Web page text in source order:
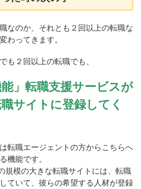
なのか、それとも２回以上の転職な
わってきます。
も２回以上の転職でも、
能」転職支援サービスが
サイトに登録してく
転職エージェントの方からこちらへ
機能です。
規模の大きな転職サイトには、転職
ていて、彼らの希望する人材が登録